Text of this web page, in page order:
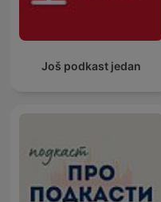
Još podkast jedan